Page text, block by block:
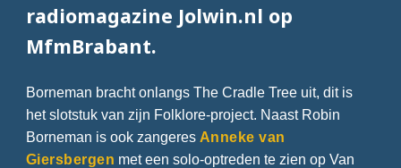
radiomagazine Jolwin.nl op
MfmBrabant.
Borneman bracht onlangs The Cradle Tree uit, dit is
het slotstuk van zijn Folklore-project. Naast Robin
Borneman is ook zangeres Anneke van
Giersbergen met een solo-optreden te zien op Van